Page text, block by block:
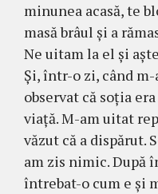
minunea acasă, te
masă brâul şi a
Ne uitam la el şi
Şi, într-o zi, când
observat că soţia
viaţă. M-am uitat
văzut că a dispărut.
am zis nimic. După
întrebat-o cum e şi